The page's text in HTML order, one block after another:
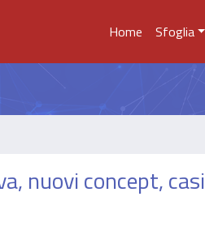
Home Sfoglia
nuovi concept, casi